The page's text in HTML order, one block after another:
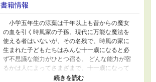
書籍情報
小学五年生の涼葉は千年以上も昔からの魔女
の血を引く時風家の子孫。現代に万能な魔法を
使える者はいないが、その名残で、時風の家に
生まれた子どもたちはみんな十一歳になると必
ず不思議な能力がひとつ宿る。 どんな能力が宿
るかは人によってさまざまで、十一歳になって
みなければわからない。 十一歳になった涼葉に